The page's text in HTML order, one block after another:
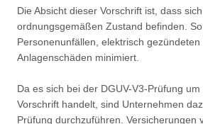
Die Absicht dieser Vorschrift ist, dass
ordnungsgemäßen Zustand befinden.
Personenunfällen, elektrisch
Anlagenschäden minimiert.
Da es sich bei der DGUV-V3-Prüfung
Vorschrift handelt, sind Unternehmen
Prüfung durchzuführen. Versicherungen